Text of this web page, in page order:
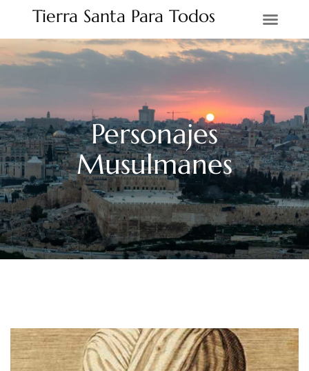
Tierra Santa Para Todos
Personajes
Musulmanes